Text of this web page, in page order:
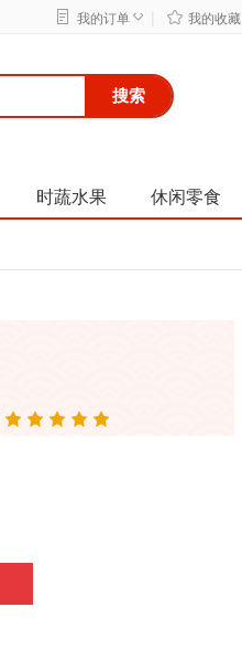
我的订单 ◇ 我的收藏
搜索
时蔬水果 休闲零食